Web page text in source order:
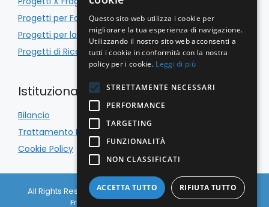
Progetti per Famiglie
Progetti per la Scuola
Progetti di Ricerca
Istituzionale
Bilancio
Trattamento Dati
Cookie Policy
All Rights Reserved © Associazione Italiana Sindrome X
Fragile APS 2026 C.F. 97133650156
Questo sito web utilizza i cookie per
migliorare la tua esperienza di navigazione.
Utilizzando il nostro sito web acconsenti a
tutti i cookie in conformità con la nostra
policy per i cookie. Leggi di più
STRETTAMENTE NECESSARI
PERFORMANCE
TARGETING
FUNZIONALITÀ
NON CLASSIFICATI
ACCETTA TUTTO RIFIUTA TUTTO